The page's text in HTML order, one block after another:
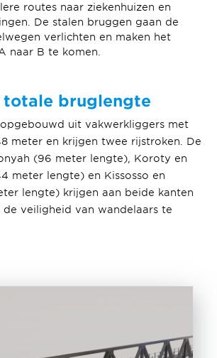
routes naar ziekenhuizen en
De stalen bruggen gaan de
verlichten en maken het
naar B te komen.
totale bruglengte
uit vakwerkliggers met
meter en krijgen twee rijstroken. De
(96 meter lengte), Koroty en
meter lengte) en Kissosso en
lengte) krijgen aan beide kanten
veiligheid van wandelaars te